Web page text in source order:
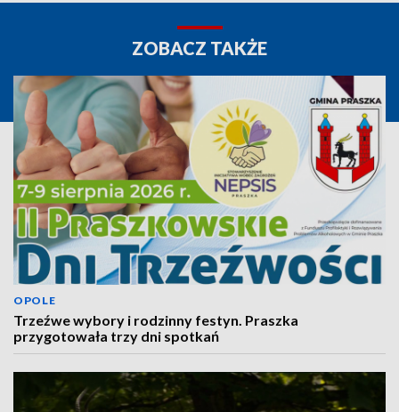
ZOBACZ TAKŻE
OPOLE
Trzeźwe wybory i rodzinny festyn. Praszka
przygotowała trzy dni spotkań